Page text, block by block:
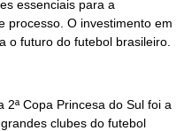
essenciais para a
processo. O investimento em
o futuro do futebol brasileiro.
Copa Princesa do Sul foi a
clubes do futebol